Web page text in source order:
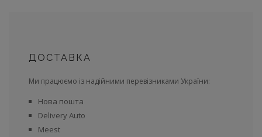
ДОСТАВКА
Ми працюємо із надійними перевізниками України:
Нова пошта
Delivery Auto
Meest